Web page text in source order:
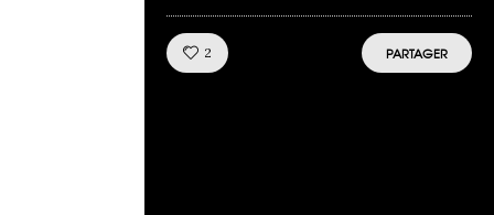
2 Like! PARTAGER